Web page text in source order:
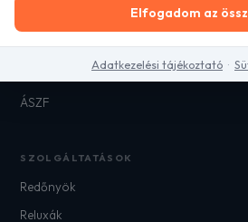
Elfogadom az
Adatkezelési tájékoztató ·
Kapcsolat
Adatkezelési tájékoztató
ÁSZF
SZOLGÁLTATÁSOK
Redőnyök
Reluxák